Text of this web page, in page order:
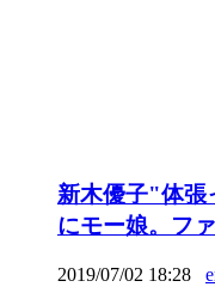
新木優子"体張
にモー娘。フ
2019/07/02 18:28